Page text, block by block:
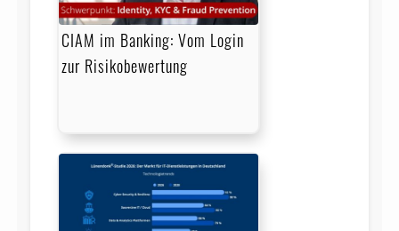
CIAM im Banking: Vom Login
zur Risikobewertung